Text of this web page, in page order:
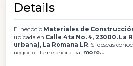
Details
El negocio Materiales de
ubicada en Calle 4ta No. 4, 23000. La
urbana), La Romana LR. Si deseas
negocio, llame ahora pa more...